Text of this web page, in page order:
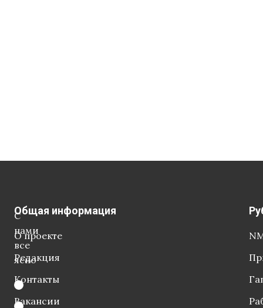
С
нами
все
ясно
Общая информация
О проекте
Редакция
Контакты
Вакансии